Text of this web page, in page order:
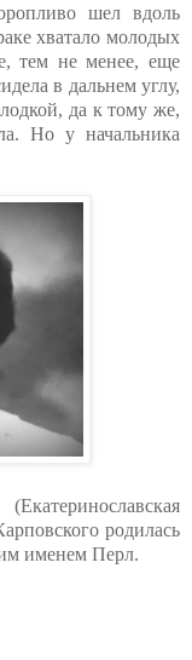
шел вдоль
хватало молодых
тем не менее, еще
в дальнем углу,
да к тому же,
Но у начальника
родилась
именем Перл.